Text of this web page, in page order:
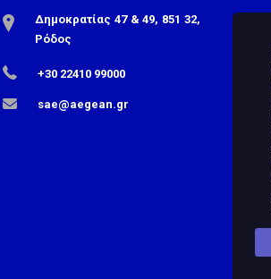
Δημοκρατίας 47 & 49, 851 32,
Ρόδος
+30 22410 99000
sae@aegean.gr